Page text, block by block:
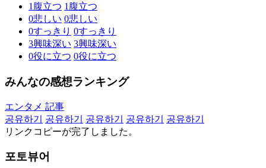
1 腹立つ 1 腹立つ
0悲しい 0悲しい
0すっきり 0すっきり
3興味深い 3興味深い
0役に立つ 0役に立つ
みんなの感想ランキング
エンタメ 記事
공유하기
공유하기 공유하기 공유하기
공유하기
リンクコピーが完了しました。
포토뷰어